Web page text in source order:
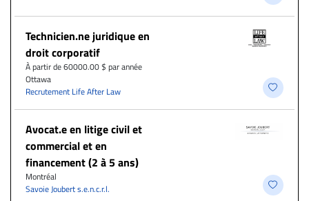
Technicien.ne juridique en
droit corporatif
À partir de 60000.00 $ par année
Ottawa
Recrutement Life After Law
Avocat.e en litige civil et
commercial et en
financement (2 à 5 ans)
Montréal
Savoie Joubert s.e.n.c.r.l.